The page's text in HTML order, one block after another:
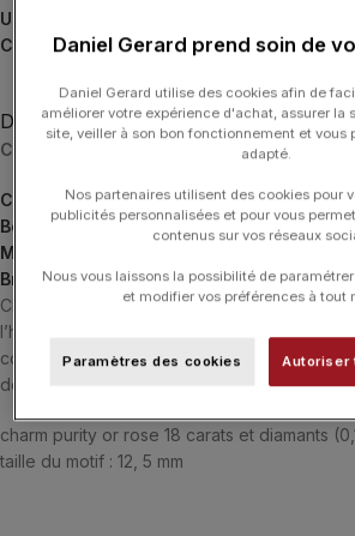
UGS :
Catégories : Charm, GINETTE NY,
Description
Choisissez le bijou à associer à votre
Colliers
Boucles d’Oreilles
Mono Boucles d’Oreilles
Bracelets
CHARMS, une collection de pendentifs
l’histoire de GINETTE NY, en or, diamant ou
collier, bracelet ou boucles d’oreilles, et
des compositions uniques qui raconteront
charm purity or rose 18 carats et diamants
taille du motif : 12, 5 mm
Daniel Gerard prend soin de
Daniel Gerard utilise des cookies afin de
améliorer votre expérience d'achat, assurer la
site, veiller à son bon fonctionnement et vous
adapté.
Nos partenaires utilisent des cookies pour
publicités personnalisées et pour vous
contenus sur vos réseaux
Nous vous laissons la possibilité de
et modifier vos préférences à tout
Paramètres des cookies Autoriser